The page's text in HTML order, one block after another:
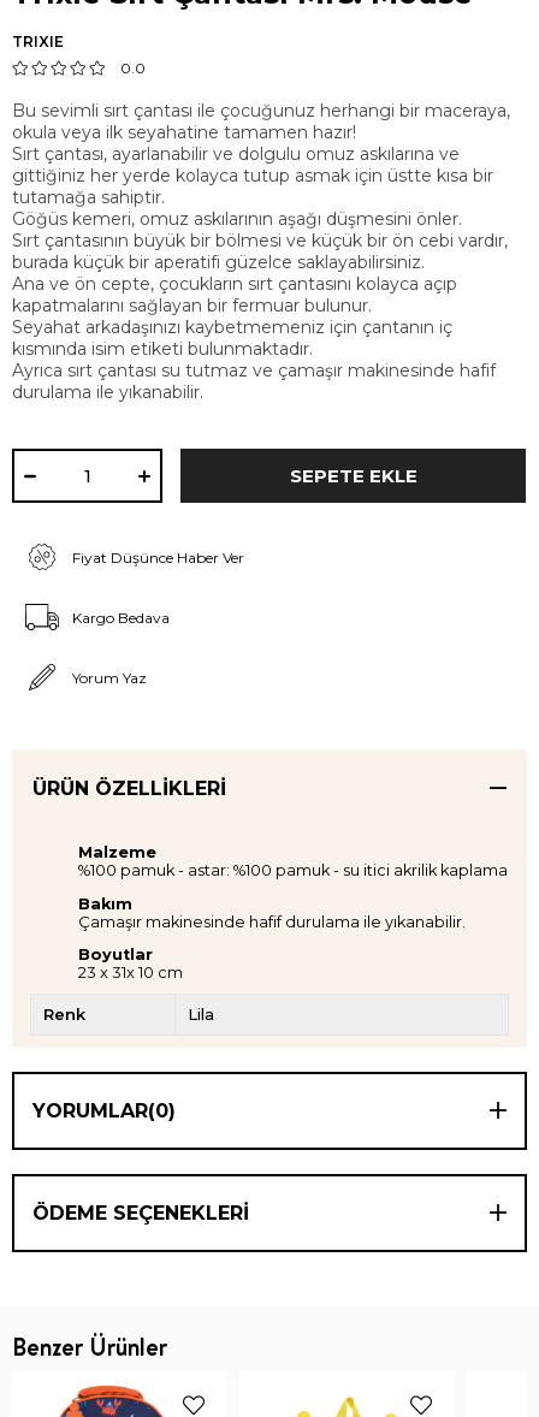
TRIXIE
0.0
Bu sevimli sırt çantası ile çocuğunuz herhangi bir maceraya,
okula veya ilk seyahatine tamamen hazır!
Sırt çantası, ayarlanabilir ve dolgulu omuz askılarına ve
gittiğiniz her yerde kolayca tutup asmak için üstte kısa bir
tutamağa sahiptir.
Göğüs kemeri, omuz askılarının aşağı düşmesini önler.
Sırt çantasının büyük bir bölmesi ve küçük bir ön cebi vardır,
burada küçük bir aperatifi güzelce saklayabilirsiniz.
Ana ve ön cepte, çocukların sırt çantasını kolayca açıp
kapatmalarını sağlayan bir fermuar bulunur.
Seyahat arkadaşınızı kaybetmemeniz için çantanın iç
kısmında isim etiketi bulunmaktadır.
Ayrıca sırt çantası su tutmaz ve çamaşır makinesinde hafif
durulama ile yıkanabilir.
Fiyat Düşünce Haber Ver
Kargo Bedava
Yorum Yaz
ÜRÜN ÖZELLIKLERI
Malzeme
%100 pamuk​ - astar: %100 pamuk​ - su itici akrilik kaplama
Bakım
Çamaşır makinesinde hafif durulama ile yıkanabilir.
Boyutlar
23 x 31x 10 cm
Renk Lila
YORUMLAR(0)
ÖDEME SEÇENEKLERI
Benzer Ürünler